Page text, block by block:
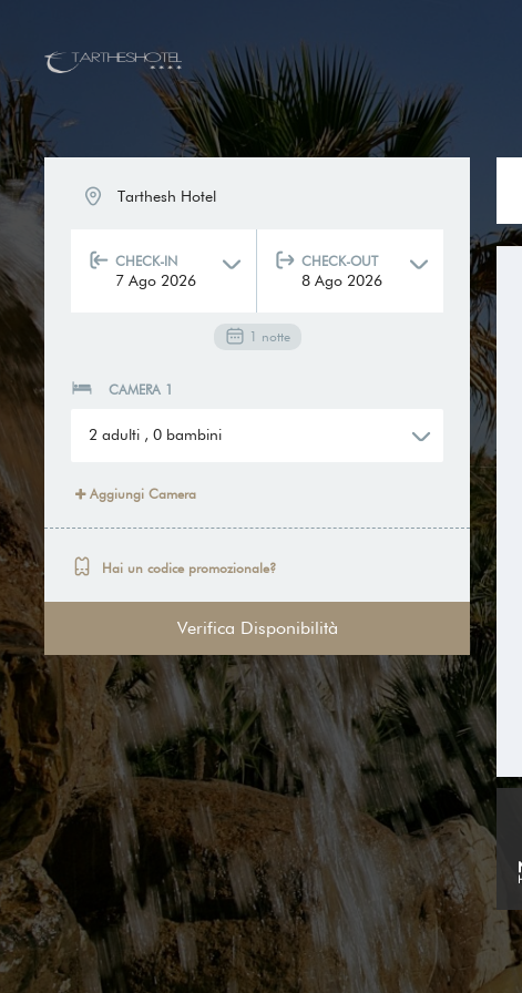
Tarthesh Hotel
CHECK-IN
7 Ago 2026
CHECK-OUT
8 Ago 2026
notte
2 adulti , 0 bambini
Aggiungi Camera
Hai un codice promozionale?
Verifica Disponibilità